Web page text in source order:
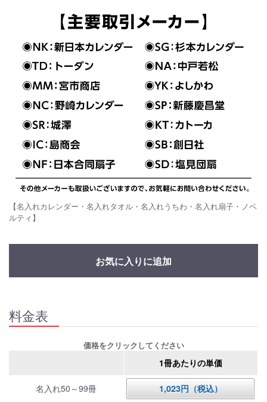
【名入れカレンダー・名入れタオル・名入れうちわ・名入れ扇子・ノベ
ルティ】
お気に入りに追加
料金表
価格をクリックしてください
1冊あたりの単価
名入れ50～99冊 1,023円（税込）